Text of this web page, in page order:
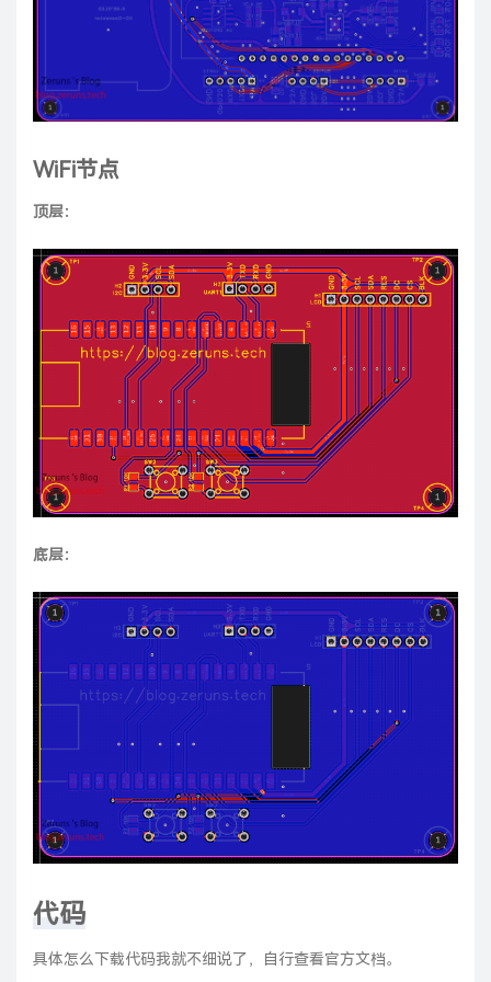
WiFi节点
顶层：
底层：
代码
具体怎么下载代码我就不细说了，自行查看官方文档。